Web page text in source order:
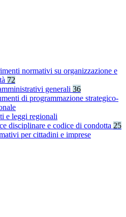
normativi su organizzazione e
72
generali 36
di programmazione strategico-
e leggi regionali
disciplinare e codice di condotta 25
per cittadini e imprese